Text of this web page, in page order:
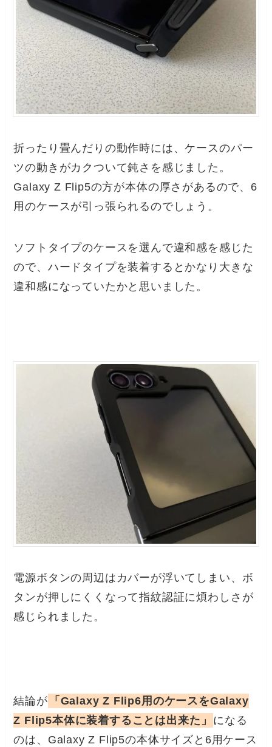
折ったり畳んだりの動作時には、ケースのパー
ツの動きがカクついて鈍さを感じました。
Galaxy Z Flip5の方が本体の厚さがあるので、6
用のケースが引っ張られるのでしょう。
ソフトタイプのケースを選んで違和感を感じた
ので、ハードタイプを装着するとかなり大きな
違和感になっていたかと思いました。
電源ボタンの周辺はカバーが浮いてしまい、ボ
タンが押しにくくなって指紋認証に煩わしさが
感じられました。
結論が
「Galaxy Z Flip6用のケースをGalaxy
Z Flip5本体に装着することは出来た」
になる
のは、Galaxy Z Flip5の本体サイズと6用ケース